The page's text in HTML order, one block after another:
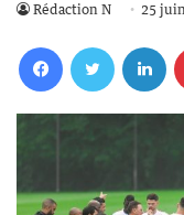
Rédaction N 25